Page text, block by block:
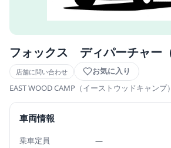
フォックス ディパーチャー（
店舗に問い合わせ お気に入り
EAST WOOD CAMP（イーストウッドキャンプ）
車両情報
乗車定員
—